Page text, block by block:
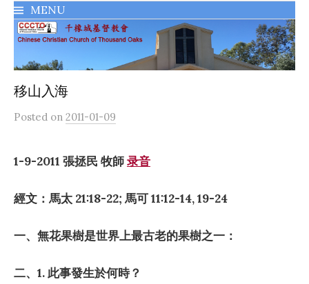
MENU
移山入海
Posted on 2011-01-09
1-9-2011 張拯民 牧師录音
經文： 馬太 21:18-22; 馬可11:12-14, 19-24
一、無花果樹是世界上最古老的果樹之一：
二、 1.此事發生於何時？